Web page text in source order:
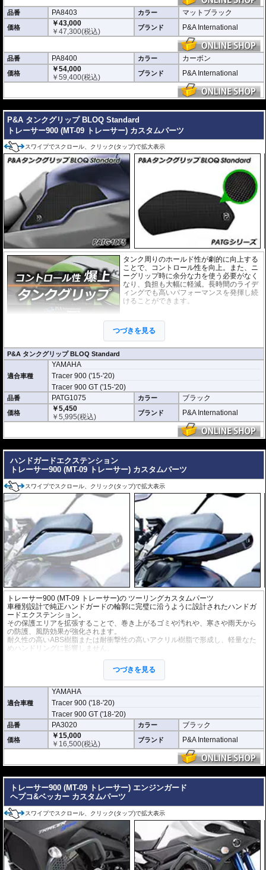
品番 PA8403 カラー マットブラック
価格
￥43,000
￥47,300(税込) ブランド P&A International
品番 PA8400 カラー カーボン
価格
￥54,000
￥59,400(税込) ブランド P&A International
P&A タンクグリップ BLOQ Standard
トレーサー900 (MT-09 トレーサー) カスタムパーツ
スワイプでスクロール、クリック(タップ)で拡大表示
タンク周りのホールド性が劇的に向上する
ことで、コントロール性を向上。また、ニ
ーグリップ時に余分な力を使う必要がなく
なり、負担も大幅に軽減。長時間のライデ
ィングでも高いパフォーマンスを発揮し続
けることができます。
の3D形状に合わせて開発。マシンに最適な
形状・ポジションを実現しています。さら
に機能性を徹底的に追求した結果、このパ
ッドために専用に開発された特別な素材を使用しています。
「P&A タンクグリップ BLOQ Standard」 :
グリップの際にタンクサイズに違和感がなく、高い一体感を生み出していま
す。パッド表面には適度な摩擦抵抗があり、十分なグリップ性能と保護性能を
発揮します。
※取付キット付属 : 取り付けに便利なクリーニングクロス、脱脂用アルコール
シート、気泡の混入を防ぎ、きれいに仕上げるスキージがセットになっていま
つづきを見る
P&A タンクグリップ BLOQ Standard
適合車種
YAMAHA
Tracer 900 ('15-'20)
Tracer 900 GT ('15-'20)
品番 PATG1075 カラー ブラック
価格
￥5,450
￥5,995(税込) ブランド P&A International
ハンドガードエクステンション
トレーサー900 (MT-09 トレーサー) カスタムパーツ
スワイプでスクロール、クリック(タップ)で拡大表示
トレーサー900 (MT-09 トレーサー)の ツーリングカスタムパーツ
車種別設計で純正ハンドガードの輪郭に完璧に沿うように設計されたハンドガ
ードエクステンション。
その保護エリアを拡張することで、巻き上がるゴミや汚れや、寒さや雨天から
の防護、風防効果が強化されます。
耐久性の高いABS樹脂または耐衝撃性の高いアクリル樹脂で形成し、軽量なた
めハンドリングに影響しません。
※車種別専用設計で、加工なく取り付けが可能。(一部確実な取り付けのために
穴あけ加工を推奨しているものもあります)
つづきを見る
適合車種
YAMAHA
Tracer 900 ('18-'20)
Tracer 900 GT ('18-'20)
品番 PA3020 カラー ブラック
価格
￥15,000
￥ 16,500(税込) ブランド P&A International
トレーサー900 (MT-09 トレーサー) エンジンガード
ヘプコ&ベッカー カスタムパーツ
スワイプでスクロール、クリック(タップ)で拡大表示